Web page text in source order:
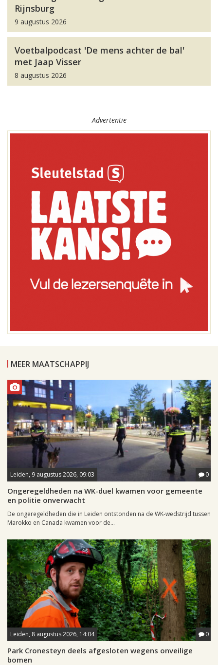
Rijnsburg
9 augustus 2026
Voetbalpodcast 'De mens achter de bal'
met Jaap Visser
8 augustus 2026
Advertentie
MEER MAATSCHAPPIJ
Leiden, 9 augustus 2026, 09:03 0
Ongeregeldheden na WK-duel kwamen voor gemeente
en politie onverwacht
De ongeregeldheden die in Leiden ontstonden na de WK-wedstrijd tussen
Marokko en Canada kwamen voor de...
Leiden, 8 augustus 2026, 14:04 0
Park Cronesteyn deels afgesloten wegens onveilige
bomen